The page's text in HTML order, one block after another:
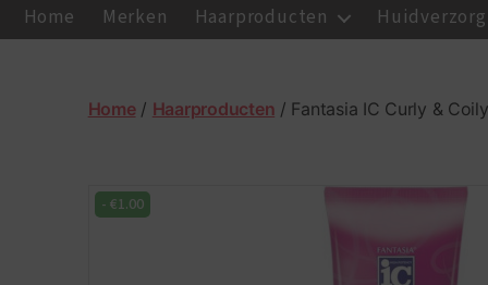
Hair
Centre
Home Merken Haarproducten
Home/ Haarproducten / Fantasia IC Curly &
- €1.00